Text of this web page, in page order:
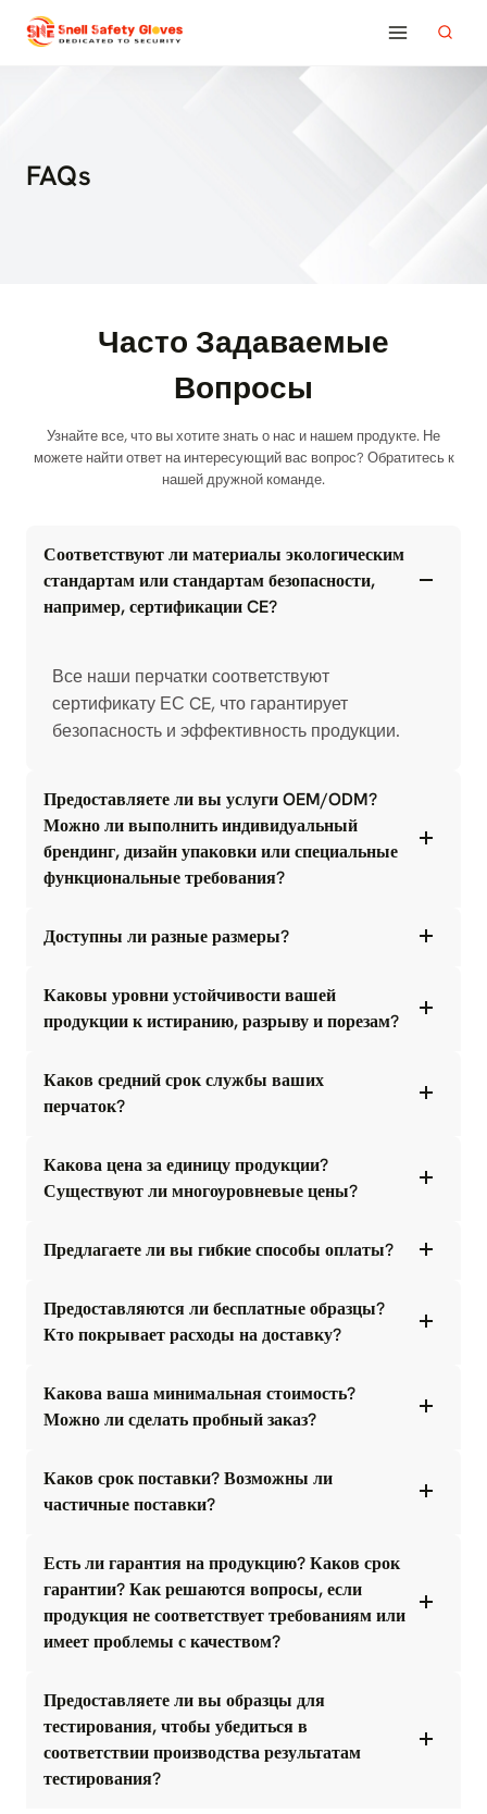
Перейти
FAQs
Часто Задаваемые
Вопросы
Узнайте все, что вы хотите знать о нас и нашем продукте. Не
можете найти ответ на интересующий вас вопрос? Обратитесь к
нашей дружной команде.
Соответствуют ли материалы экологическим
стандартам или стандартам безопасности,
например, сертификации CE?
Все наши перчатки соответствуют
сертификату ЕС CE, что гарантирует
безопасность и эффективность продукции.
Предоставляете ли вы услуги OEM/ODM?
Можно ли выполнить индивидуальный
брендинг, дизайн упаковки или специальные
функциональные требования?
Доступны ли разные размеры?
Каковы уровни устойчивости вашей
продукции к истиранию, разрыву и порезам?
Каков средний срок службы ваших
перчаток?
Какова цена за единицу продукции?
Существуют ли многоуровневые цены?
Предлагаете ли вы гибкие способы оплаты?
Предоставляются ли бесплатные образцы?
Кто покрывает расходы на доставку?
Какова ваша минимальная стоимость?
Можно ли сделать пробный заказ?
Каков срок поставки? Возможны ли
частичные поставки?
Есть ли гарантия на продукцию? Каков срок
гарантии? Как решаются вопросы, если
продукция не соответствует требованиям или
имеет проблемы с качеством?
Предоставляете ли вы образцы для
тестирования, чтобы убедиться в
соответствии производства результатам
тестирования?